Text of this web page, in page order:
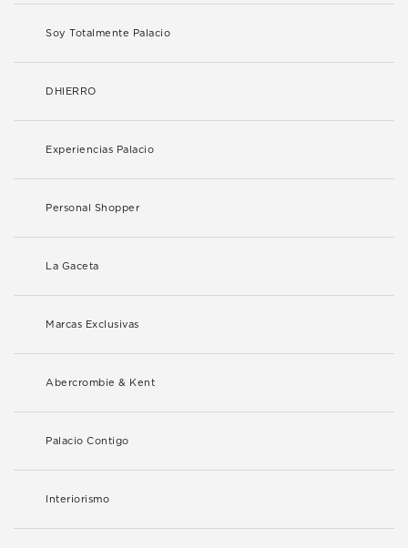
Soy Totalmente Palacio
DHIERRO
Experiencias Palacio
Personal Shopper
La Gaceta
Marcas Exclusivas
Abercrombie & Kent
Palacio Contigo
Interiorismo